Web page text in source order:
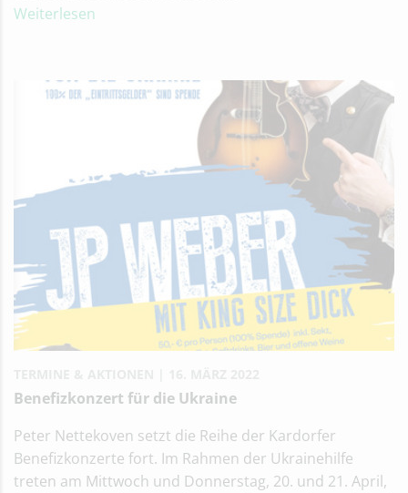
Weiterlesen
Benefizkonzert für die Ukraine
Peter Nettekoven setzt die Reihe der Kardorfer
Benefizkonzerte fort. Im Rahmen der Ukrainehilfe
treten am Mittwoch und Donnerstag, 20. und 21. April,